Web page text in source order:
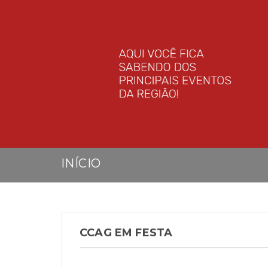
INÍCIO
CCAG EM FESTA